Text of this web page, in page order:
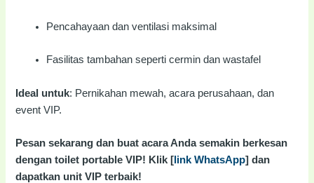
Pencahayaan dan ventilasi maksimal
Fasilitas tambahan seperti cermin dan wastafel
Ideal untuk: Pernikahan mewah, acara perusahaan, dan
event VIP.
Pesan sekarang dan buat acara Anda semakin berkesan
dengan toilet portable VIP! Klik [ link WhatsApp] dan
dapatkan unit VIP terbaik!